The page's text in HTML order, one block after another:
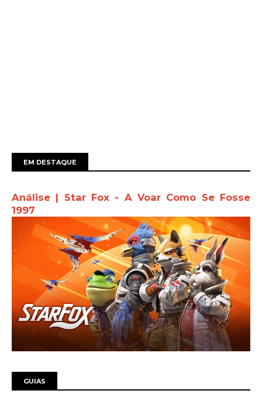
EM DESTAQUE
Análise | Star Fox - A Voar Como Se Fosse
1997
GUIAS